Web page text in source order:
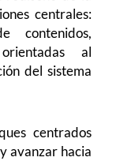
centrales:
contenidos,
al
del sistema
centrados
avanzar hacia